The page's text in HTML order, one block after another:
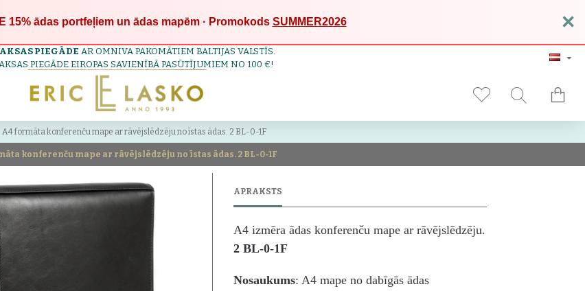
15%ādas portfeļiem un ādas mapēm · Promokods SUMMER2026 ×
PIEGĀDE AR OMNIVA PAKOMĀTIEM BALTIJAS VALSTĪS.
PIEGĀDE EIROPAS SAVIENĪBĀ PASŪTĪJUMIEM NO 100 €!
A4 formāta konferenču mape ar rāvējslēdzēju no īstas ādas. 2 BL-0-1F
konferenču mape ar rāvējslēdzēju no īstas ādas. 2 BL-0-1F
APRAKSTS
A4 izmēra ādas konferenču mape ar rāvējslēdzēju.
2 BL-0-1F
Nosaukums: A4 mape no dabīgās ādas